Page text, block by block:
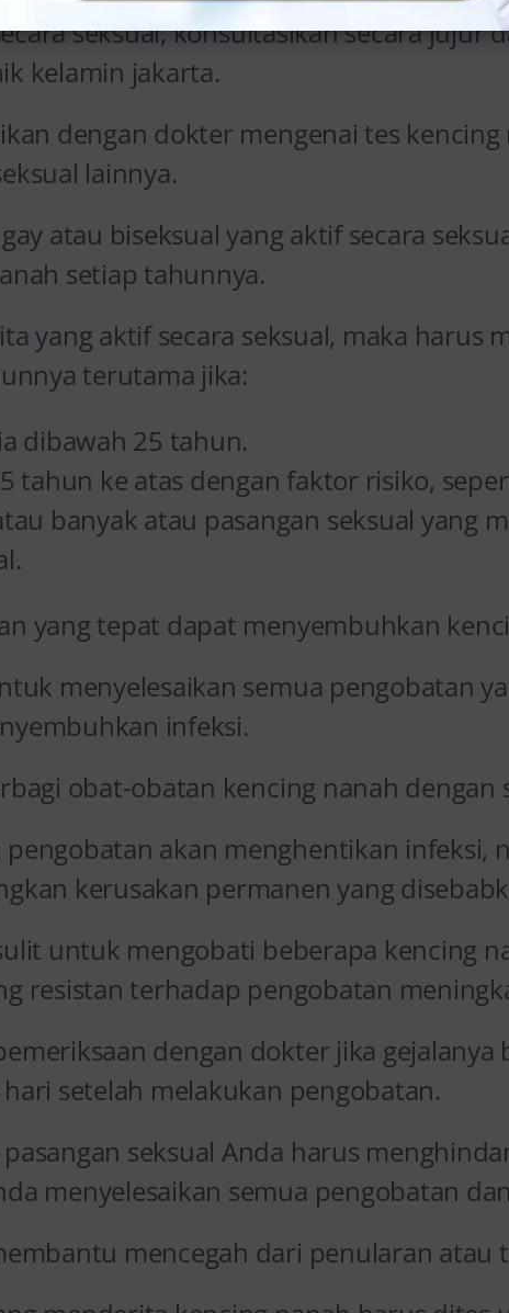
seksual, konsultasikan secara jujur
kelamin jakarta.
dengan dokter mengenai tes
lainnya.
atau biseksual yang aktif secara
setiap tahunnya.
yang aktif secara seksual, maka harus
terutama jika:
dibawah 25 tahun.
tahun ke atas dengan faktor risiko,
banyak atau pasangan seksual yang
yang tepat dapat menyembuhkan
menyelesaikan semua pengobatan
infeksi.
obat-obatan kencing nanah dengan
akan menghentikan infeksi,
kerusakan permanen yang
untuk mengobati beberapa kencing
resistan terhadap pengobatan
dengan dokter jika
setelah melakukan pengobatan.
seksual Anda harus
menyelesaikan semua pengobatan
mencegah dari penularan atau